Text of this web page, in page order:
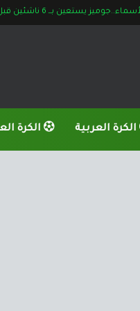
الكشف عن تطورات إصابة شيكابالا
الكرة العربية الكرة